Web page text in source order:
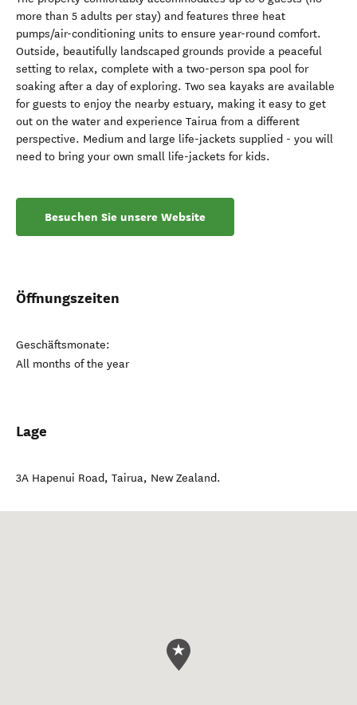
more than 5 adults per stay) and features three heat
pumps/air-conditioning units to ensure year-round comfort.
Outside, beautifully landscaped grounds provide a peaceful
setting to relax, complete with a two-person spa pool for
soaking after a day of exploring. Two sea kayaks are available
for guests to enjoy the nearby estuary, making it easy to get
out on the water and experience Tairua from a different
perspective. Medium and large life-jackets supplied - you will
need to bring your own small life-jackets for kids.
Besuchen Sie unsere Website
Öffnungszeiten
Geschäftsmonate:
All months of the year
Lage
3A Hapenui Road, Tairua, New Zealand.